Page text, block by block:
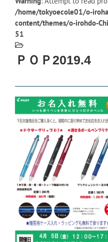
/home/tokyoecole01/o-
content/themes/o-irohdo-
51
ＰＯＰ2019.4